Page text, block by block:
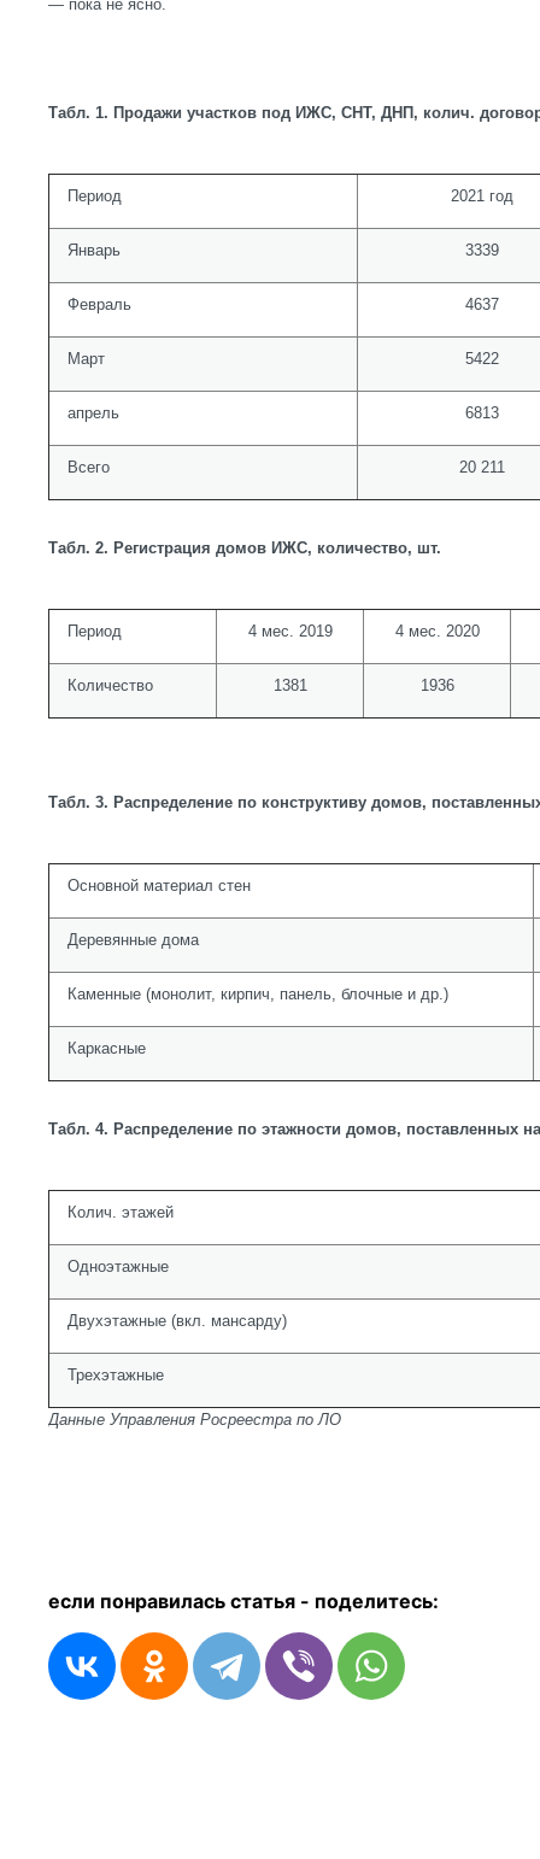
— пока не ясно.
Табл. 1. Продажи участков под ИЖС, СНТ, ДНП, колич.
Период 2021 год
Январь 3339
Февраль 4637
Март 5422
апрель 6813
Всего 20 211
Табл. 2. Регистрация домов ИЖС, количество, шт.
Период 4 мес. 2019 4 мес. 2020
Количество 1381 1936
Табл. 3. Распределение по конструктиву домов,
Основной материал стен
Деревянные дома
Каменные (монолит, кирпич, панель, блочные и др.)
Каркасные
Табл. 4. Распределение по этажности домов, поставленных
Колич. этажей
Одноэтажные
Двухэтажные (вкл. мансарду)
Трехэтажные
Данные Управления Росреестра по ЛО
если понравилась статья - поделитесь: